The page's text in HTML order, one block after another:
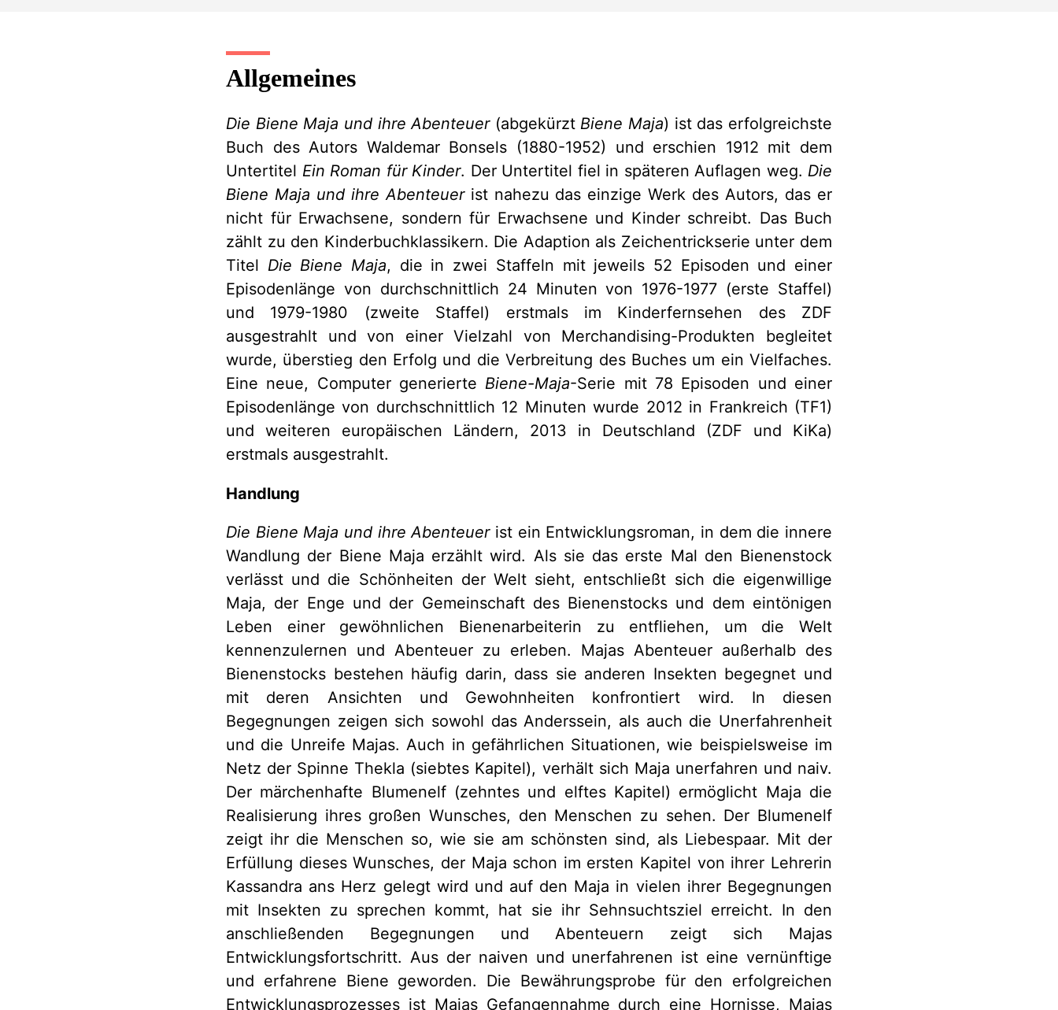
Allgemeines
Die Biene Maja und ihre Abenteuer(abgekürzt Biene Maja) ist das erfolgreichste
Buch des Autors Waldemar Bonsels (1880-1952) und erschien 1912 mit dem
Untertitel Ein Roman für Kinder. Der Untertitel fiel in späteren Auflagen weg. Die
Biene Maja und ihre Abenteuerist nahezu das einzige Werk des Autors, das er
nicht für Erwachsene, sondern für Erwachsene und Kinder schreibt. Das Buch
zählt zu den Kinderbuchklassikern. Die Adaption als Zeichentrickserie unter dem
Titel Die Biene Maja, die in zwei Staffeln mit jeweils 52 Episoden und einer
Episodenlänge von durchschnittlich 24 Minuten von 1976-1977 (erste Staffel)
und 1979-1980 (zweite Staffel) erstmals im Kinderfernsehen des ZDF
ausgestrahlt und von einer Vielzahl von Merchandising-Produkten begleitet
wurde, überstieg den Erfolg und die Verbreitung des Buches um ein Vielfaches.
Eine neue, Computer generierte Biene-Maja-Serie mit 78 Episoden und einer
Episodenlänge von durchschnittlich 12 Minuten wurde 2012 in Frankreich (TF1)
und weiteren europäischen Ländern, 2013 in Deutschland (ZDF und KiKa)
erstmals ausgestrahlt.
Handlung
Die Biene Maja und ihre Abenteuerist ein Entwicklungsroman, in dem die innere
Wandlung der Biene Maja erzählt wird. Als sie das erste Mal den Bienenstock
verlässt und die Schönheiten der Welt sieht, entschließt sich die eigenwillige
Maja, der Enge und der Gemeinschaft des Bienenstocks und dem eintönigen
Leben einer gewöhnlichen Bienenarbeiterin zu entfliehen, um die Welt
kennenzulernen und Abenteuer zu erleben. Majas Abenteuer außerhalb des
Bienenstocks bestehen häufig darin, dass sie anderen Insekten begegnet und
mit deren Ansichten und Gewohnheiten konfrontiert wird. In diesen
Begegnungen zeigen sich sowohl das Anderssein, als auch die Unerfahrenheit
und die Unreife Majas. Auch in gefährlichen Situationen, wie beispielsweise im
Netz der Spinne Thekla (siebtes Kapitel), verhält sich Maja unerfahren und naiv.
Der märchenhafte Blumenelf (zehntes und elftes Kapitel) ermöglicht Maja die
Realisierung ihres großen Wunsches, den Menschen zu sehen. Der Blumenelf
zeigt ihr die Menschen so, wie sie am schönsten sind, als Liebespaar. Mit der
Erfüllung dieses Wunsches, der Maja schon im ersten Kapitel von ihrer Lehrerin
Kassandra ans Herz gelegt wird und auf den Maja in vielen ihrer Begegnungen
mit Insekten zu sprechen kommt, hat sie ihr Sehnsuchtsziel erreicht. In den
anschließenden Begegnungen und Abenteuern zeigt sich Majas
Entwicklungsfortschritt. Aus der naiven und unerfahrenen ist eine vernünftige
und erfahrene Biene geworden. Die Bewährungsprobe für den erfolgreichen
Entwicklungsprozesses ist Majas Gefangennahme durch eine Hornisse, Majas